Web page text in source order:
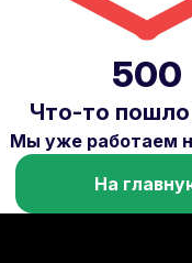
500
Что-то пошло
Мы уже работаем
На